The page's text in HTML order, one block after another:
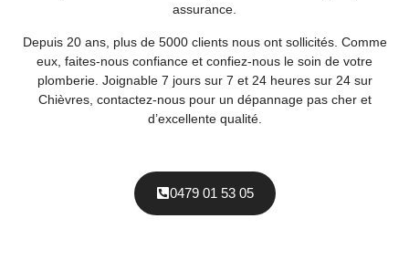
assurance.
Depuis 20 ans, plus de 5000 clients nous ont sollicités. Comme
eux, faites-nous confiance et confiez-nous le soin de votre
plomberie. Joignable 7 jours sur 7 et 24 heures sur 24 sur
Chièvres, contactez-nous pour un dépannage pas cher et
d’excellente qualité.
0479 01 53 05